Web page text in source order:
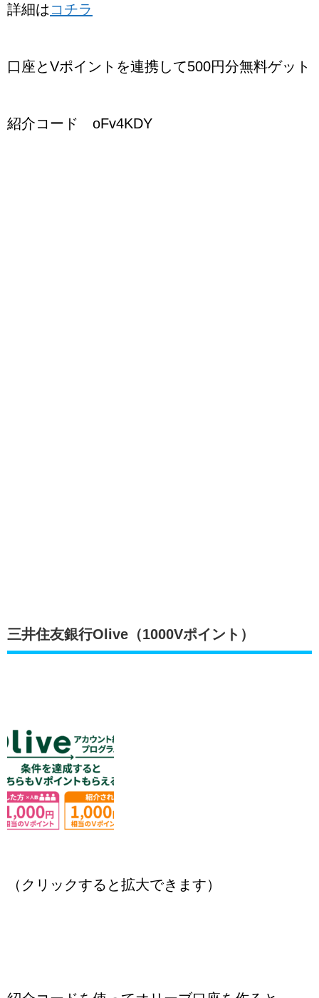
詳細は コチラ
口座とVポイントを連携して500円分無料ゲット
紹介コード oFv4KDY
三井住友銀行Olive（1000Vポイント）
（クリックすると拡大できます）